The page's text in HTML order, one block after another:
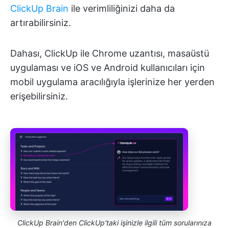
ClickUp Brain ile verimliliğinizi daha da
artırabilirsiniz.
Dahası, ClickUp ile Chrome uzantısı, masaüstü
uygulaması ve iOS ve Android kullanıcıları için
mobil uygulama aracılığıyla işlerinize her yerden
erişebilirsiniz.
ClickUp Brain'den ClickUp'taki işinizle ilgili tüm sorularınıza